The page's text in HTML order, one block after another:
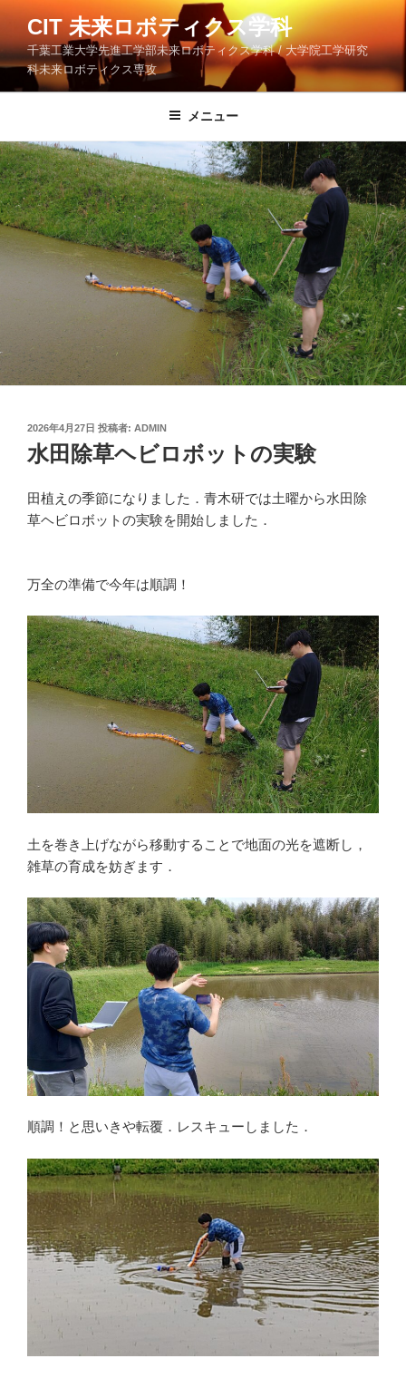
コ
テ
ツ
ス
キ
ッ
プ
CIT 未来ロボティクス学科
千葉工業大学先進工学部未来ロボティクス学科 / 大学院工学研究
科未来ロボティクス専攻
メニュー
投
日:
2026年4月27日 投稿者: ADMIN
水田除草ヘビロボットの実験
田植えの季節になりました．青木研では土曜から水田除
草ヘビロボットの実験を開始しました．
万全の準備で今年は順調！
土を巻き上げながら移動することで地面の光を遮断し，
雑草の育成を妨ぎます．
順調！と思いきや転覆．レスキューしました．